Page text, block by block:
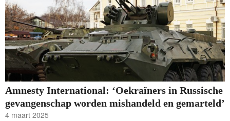
Amnesty International: ‘Oekraïners in Russische
gevangenschap worden mishandeld en gemarteld’
4 maart 2025